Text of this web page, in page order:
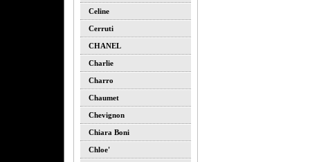
Celine
Cerruti
CHANEL
Charlie
Charro
Chaumet
Chevignon
Chiara Boni
Chloe'